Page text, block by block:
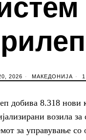
2026 МАКЕДОНИЈА
добива 8.318 нови
возила
за управување